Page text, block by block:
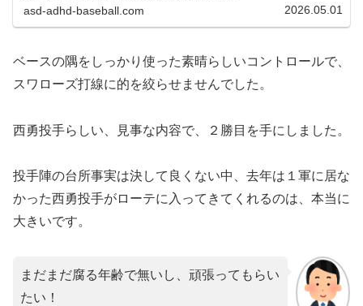
線の快進撃をお父ちゃんが語る。
asd-adhd-baseball.com 2026.05.01
ベースの隅をしっかり使った素晴らしいコントロールで、
スワローズ打線に的を絞らせませんでした。
西勇投手らしい、見事な内容で、２勝目を手にしました。
投手陣の台所事実は決して良くない中、去年は１軍に居な
かった西勇投手がローテに入ってきてくれるのは、本当に
大きいです。
まだまだ腐る年齢で無いし、頑張ってもらい
たい！